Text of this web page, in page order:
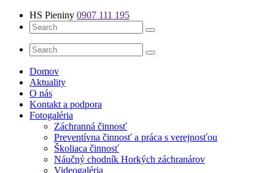
HS Pieniny 0907 111 195
Domov
Aktuality
O nás
Kontakt a podpora
Fotogaléria
Záchranná činnosť
Preventívna činnosť a práca s verejnosťou
Školiaca činnosť
Náučný chodník Horkých záchranárov
Videogaléria